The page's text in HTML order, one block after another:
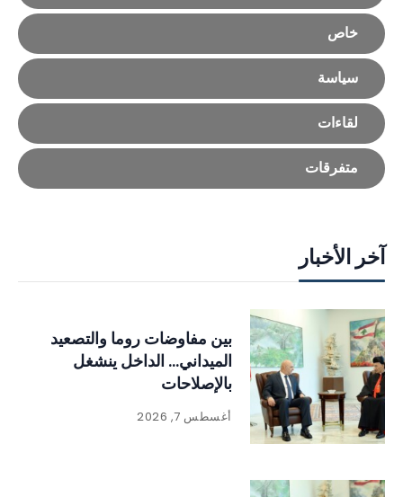
خاص
سياسة
لقاءات
متفرقات
آخر الأخبار
بين مفاوضات روما والتصعيد
الميداني… الداخل ينشغل
بالإصلاحات
أغسطس 7, 2026